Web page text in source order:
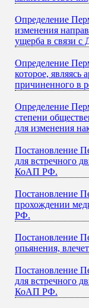
Определение
изменения
ущерба в связи
Определение
которое,
причиненного в
Определение
степени
для изменения
Постановление
для встречного
КоАП РФ.
Постановление
прохождении
РФ.
Постановление
опьянения,
Постановление
для встречного
КоАП РФ.